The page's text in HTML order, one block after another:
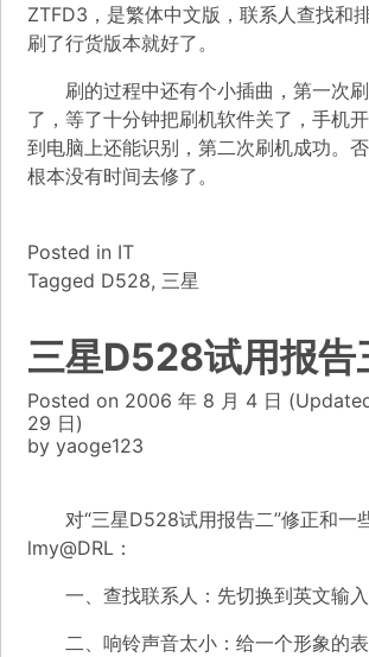
ZTFD3，是繁体中文版，联系人查找和
刷了行货版本就好了。
刷的过程中还有个小插曲，第一次刷
了，等了十分钟把刷机软件关了，手机
到电脑上还能识别，第二次刷机成功。
根本没有时间去修了。
Posted in IT
Tagged D528, 三星
三星D528试用报告
Posted on 2006 年 8 月 4 日
29 日)
by yaoge123
对“三星D528试用报告二”修正和一
lmy@DRL：
一、查找联系人：先切换到英文输入
二、响铃声音太小：给一个形象的表